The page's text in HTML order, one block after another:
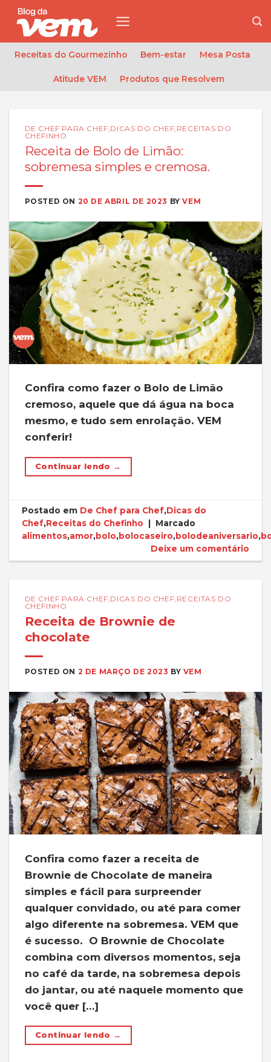
Skip
content
Receitas do Gourmezinho Bem-estar Mesa Posta
Atitude VEM Produtos que Resolvem
DE CHEF PARA CHEF DICAS DO CHEF RECEITAS DO
CHEFINHO
Receita de Bolo de Limão:
sobremesa simples e cremosa.
POSTED ON 20 DE ABRIL DE 2023 BYVEM
Confira como fazer o Bolo de Limão
cremoso, aquele que dá água na boca
mesmo, e tudo sem enrolação. VEM
conferir!
Continuar lendo →
Postado em De Chef para Chef,Dicas do
Chef,Receitas do Chefinho
Marcado
alimentos,amor,bolo,bolocaseiro,bolodeaniversario,
Deixe um comentário
DE CHEF PARA CHEF DICAS DO CHEF RECEITAS DO
CHEFINHO
Receita de Brownie de
chocolate
POSTED ON 2 DE MARÇO DE 2023 BY VEM
Confira como fazer a receita de
Brownie de Chocolate de maneira
simples e fácil para surpreender
qualquer convidado, ou até para comer
algo diferente na sobremesa. VEM que
é sucesso. O Brownie de Chocolate
combina com diversos momentos, seja
no café da tarde, na sobremesa depois
do jantar, ou até naquele momento que
você quer […]
Continuar lendo →